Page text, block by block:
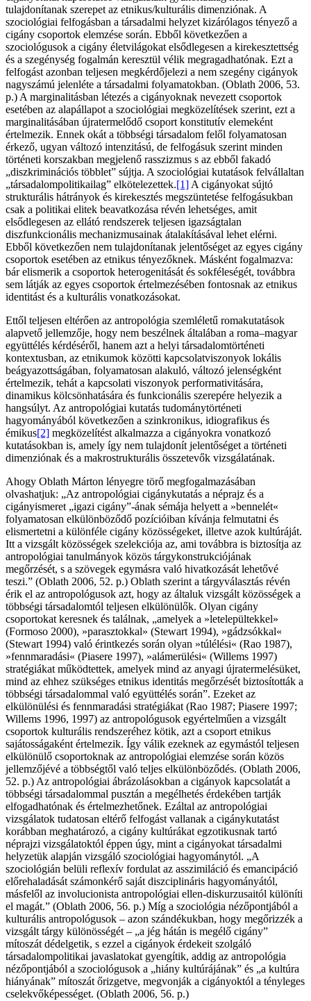
tulajdonítanak szerepet az etnikus/kulturális dimenziónak. A
szociológiai felfogásban a társadalmi helyzet kizárólagos tényező a
cigány csoportok elemzése során. Ebből következően a
szociológusok a cigány életvilágokat elsődlegesen a kirekesztettség
és a szegénység fogalmán keresztül vélik megragadhatónak. Ezt a
felfogást azonban teljesen megkérdőjelezi a nem szegény cigányok
nagyszámú jelenléte a társadalmi folyamatokban. (Oblath 2006, 53.
p.) A marginalitásban létezés a cigányoknak nevezett csoportok
esetében az alapállapot a szociológiai megközelítések szerint, ezt a
marginalitásában újratermelődő csoport konstitutív elemeként
értelmezik. Ennek okát a többségi társadalom felől folyamatosan
érkező, ugyan változó intenzitású, de felfogásuk szerint minden
történeti korszakban megjelenő rasszizmus s az ebből fakadó
„diszkriminációs többlet” sújtja. A szociológiai kutatások felvállaltan
„társadalompolitikailag” elkötelezettek.[1] A cigányokat sújtó
strukturális hátrányok és kirekesztés megszüntetése felfogásukban
csak a politikai elitek beavatkozása révén lehetséges, amit
elsődlegesen az ellátó rendszerek teljesen igazságtalan
diszfunkcionális mechanizmusainak átalakításával lehet elérni.
Ebből következően nem tulajdonítanak jelentőséget az egyes cigány
csoportok esetében az etnikus tényezőknek. Másként fogalmazva:
bár elismerik a csoportok heterogenitását és sokféleségét, továbbra
sem látják az egyes csoportok értelmezésében fontosnak az etnikus
identitást és a kulturális vonatkozásokat.
Ettől teljesen eltérően az antropológia szemléletű romakutatások
alapvető jellemzője, hogy nem beszélnek általában a roma–magyar
együttélés kérdéséről, hanem azt a helyi társadalomtörténeti
kontextusban, az etnikumok közötti kapcsolatviszonyok lokális
beágyazottságában, folyamatosan alakuló, változó jelenségként
értelmezik, tehát a kapcsolati viszonyok performativitására,
dinamikus kölcsönhatására és funkcionális szerepére helyezik a
hangsúlyt. Az antropológiai kutatás tudománytörténeti
hagyományából következően a szinkronikus, idiografikus és
émikus[2] megközelítést alkalmazza a cigányokra vonatkozó
kutatásokban is, amely így nem tulajdonít jelentőséget a történeti
dimenziónak és a makrostrukturális összetevők vizsgálatának.
Ahogy Oblath Márton lényegre törő megfogalmazásában
olvashatjuk: „Az antropológiai cigánykutatás a néprajz és a
cigányismeret „igazi cigány”-ának sémája helyett a »bennelét«
folyamatosan elkülönböződő pozícióiban kívánja felmutatni és
elismertetni a különféle cigány közösségeket, illetve azok kultúráját.
Itt a vizsgált közösségek szelekciója az, ami továbbra is biztosítja az
antropológiai tanulmányok közös tárgykonstrukciójának
megőrzését, s a szövegek egymásra való hivatkozását lehetővé
teszi.” (Oblath 2006, 52. p.) Oblath szerint a tárgyválasztás révén
érik el az antropológusok azt, hogy az általuk vizsgált közösségek a
többségi társadalomtól teljesen elkülönülők. Olyan cigány
csoportokat keresnek és találnak, „amelyek a »letelepültekkel»
(Formoso 2000), »parasztokkal» (Stewart 1994), »gádzsókkal«
(Stewart 1994) való érintkezés során olyan »túlélési« (Rao 1987),
»fennmaradási« (Piasere 1997), »alámerülési« (Willems 1997)
stratégiákat működtettek, amelyek mind az anyagi újratermelésüket,
mind az ehhez szükséges etnikus identitás megőrzését biztosították a
többségi társadalommal való együttélés során”. Ezeket az
elkülönülési és fennmaradási stratégiákat (Rao 1987; Piasere 1997;
Willems 1996, 1997) az antropológusok egyértelműen a vizsgált
csoportok kulturális rendszeréhez kötik, azt a csoport etnikus
sajátosságaként értelmezik. Így válik ezeknek az egymástól teljesen
elkülönülő csoportoknak az antropológiai elemzése során közös
jellemzőjévé a többségtől való teljes elkülönböződés. (Oblath 2006,
52. p.) Az antropológiai ábrázolásokban a cigányok kapcsolatát a
többségi társadalommal pusztán a megélhetés érdekében tartják
elfogadhatónak és értelmezhetőnek. Ezáltal az antropológiai
vizsgálatok tudatosan eltérő felfogást vallanak a cigánykutatást
korábban meghatározó, a cigány kultúrákat egzotikusnak tartó
néprajzi vizsgálatoktól éppen úgy, mint a cigányokat társadalmi
helyzetük alapján vizsgáló szociológiai hagyománytól. „A
szociológián belüli reflexív fordulat az asszimiláció és emancipáció
előrehaladását számonkérő saját diszciplináris hagyományától,
másfelől az involucionista antropológiai ellen-diskurzusaitól különíti
el magát.” (Oblath 2006, 56. p.) Míg a szociológia nézőpontjából a
kulturális antropológusok – azon szándékukban, hogy megőrizzék a
vizsgált tárgy különösségét – „a jég hátán is megélő cigány”
mítoszát dédelgetik, s ezzel a cigányok érdekeit szolgáló
társadalompolitikai javaslatokat gyengítik, addig az antropológia
nézőpontjából a szociológusok a „hiány kultúrájának” és „a kultúra
hiányának” mítoszát őrizgetve, megvonják a cigányoktól a tényleges
cselekvőképességet. (Oblath 2006, 56. p.)